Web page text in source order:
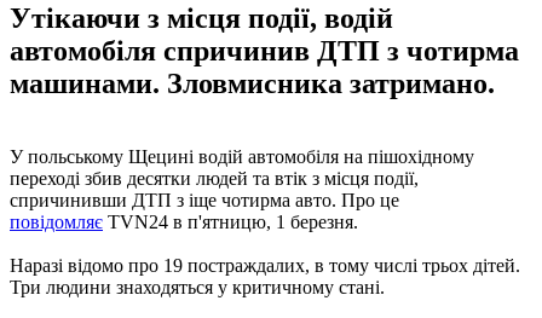
Утікаючи з місця події, водій
автомобіля спричинив ДТП з чотирма
машинами. Зловмисника затримано.
У польському Щецині водій автомобіля на пішохідному
переході збив десятки людей та втік з місця події,
спричинивши ДТП з іще чотирма авто. Про це
повідомляє TVN24 в п'ятницю, 1 березня.
Наразі відомо про 19 постраждалих, в тому числі трьох дітей.
Три людини знаходяться у критичному стані.